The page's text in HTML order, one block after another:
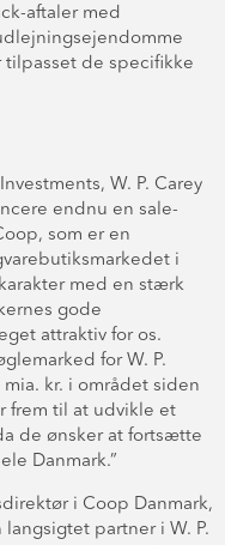
aftaler med
tilpasset de specifikke
W. P. Carey
endnu en sale-
som er en
i
med en stærk
gode
attraktiv for os.
for W. P.
mia. kr. i området siden
frem til at udvikle et
de ønsker at fortsætte
Danmark.”
i Coop Danmark,
partner i W. P.